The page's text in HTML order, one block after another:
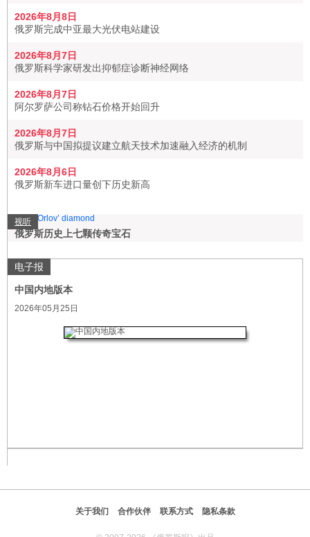
2026年8月8日
俄罗斯完成中亚最大光伏电站建设
2026年8月7日
俄罗斯科学家研发出抑郁症诊断神经网络
2026年8月7日
阿尔罗萨公司称钻石价格开始回升
2026年8月7日
俄罗斯与中国拟提议建立航天技术加速融入经济的机制
2026年8月6日
俄罗斯新车进口量创下历史新高
视听
俄罗斯历史上七颗传奇宝石
电子报
中国内地版本
2026年05月25日
关于我们 合作伙伴 联系方式 隐私条款